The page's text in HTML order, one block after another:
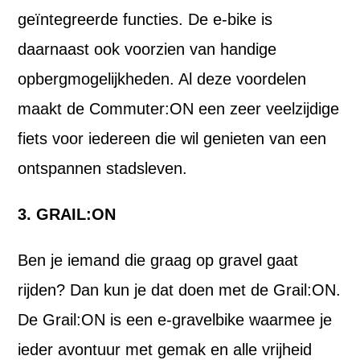
geïntegreerde functies. De e-bike is
daarnaast ook voorzien van handige
opbergmogelijkheden. Al deze voordelen
maakt de Commuter:ON een zeer veelzijdige
fiets voor iedereen die wil genieten van een
ontspannen stadsleven.
3. GRAIL:ON
Ben je iemand die graag op gravel gaat
rijden? Dan kun je dat doen met de Grail:ON.
De Grail:ON is een e-gravelbike waarmee je
ieder avontuur met gemak en alle vrijheid